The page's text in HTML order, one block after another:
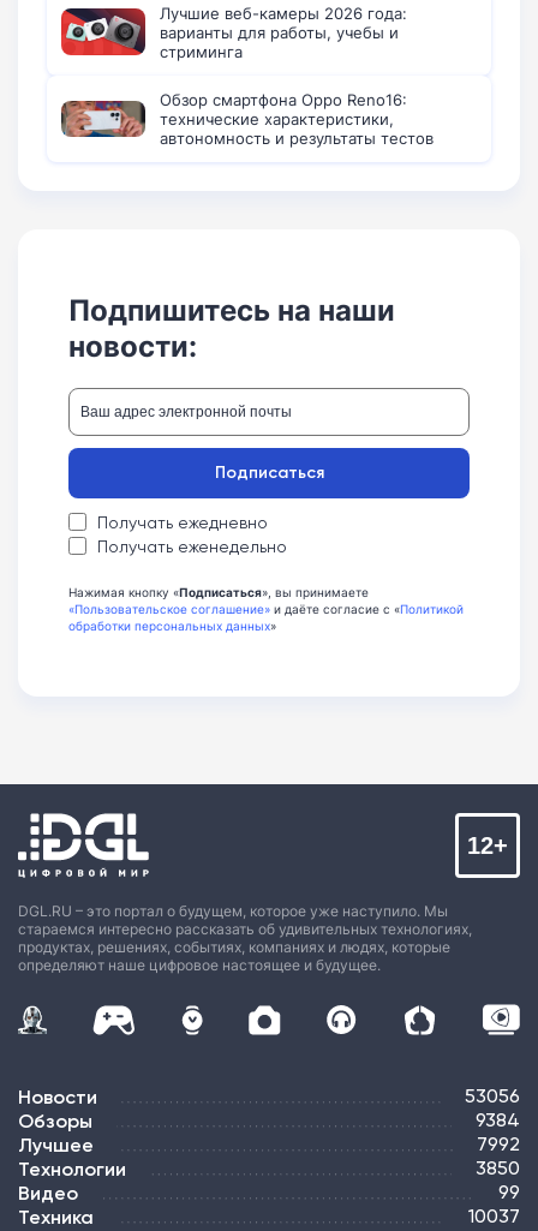
Лучшие веб-камеры 2026 года:
варианты для работы, учебы и
стриминга
Обзор смартфона Oppo Reno16:
технические характеристики,
автономность и результаты тестов
Подпишитесь на наши
новости:
Получать ежедневно
Получать еженедельно
Подписаться
Нажимая кнопку «Подписаться», вы принимаете
«Пользовательское соглашение» и даёте согласие с «Политикой
обработки персональных данных»
DGL.RU – это портал о будущем, которое уже наступило. Мы
стараемся интересно рассказать об удивительных технологиях,
продуктах, решениях, событиях, компаниях и людях, которые
определяют наше цифровое настоящее и будущее.
12+
Новости 53056
Обзоры 9384
Лучшее 7992
Технологии 3850
Видео 99
Техника 10037